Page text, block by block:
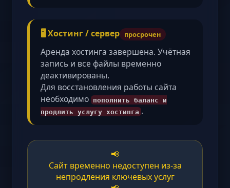
🖥️ Хостинг / сервер просрочен
Аренда хостинга завершена. Учётная
запись и все файлы временно
деактивированы.
Для восстановления работы сайта
необходимо пополнить баланс и
продлить услугу хостинга .
📢
Сайт временно недоступен из-за
непродления ключевых услуг